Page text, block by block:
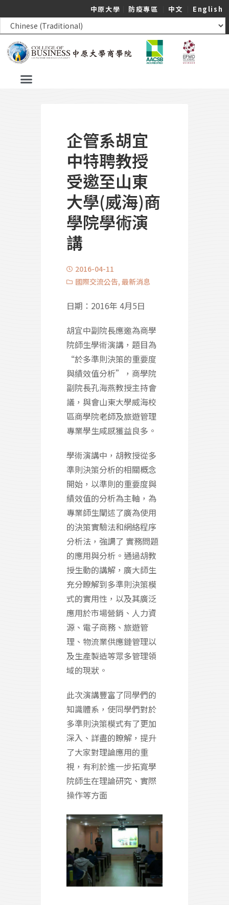
中原大學 防疫專區 中文 English
企管系胡宜
中特聘教授
受邀至山東
大學(威海)商
學院學術演
講
2016-04-11
國際交流公告, 最新消息
日期：2016年 4月5日
胡宜中副院長應邀為商學
院師生學術演講，題目為
“於多準則決策的重要度
與績效值分析”，商學院
副院長孔海燕教授主持會
議，與會山東大學威海校
區商學院老師及旅遊管理
專業學生咸感獲益良多。
學術演講中，胡教授從多
準則決策分析的相關概念
開始，以準則的重要度與
績效值的分析為主軸，為
專業師生闡述了廣為使用
的決策實驗法和網絡程序
分析法，強調了 實務問題
的應用與分析。通過胡教
授生動的講解，廣大師生
充分瞭解到多準則決策模
式的實用性，以及其廣泛
應用於市場營銷、人力資
源、電子商務、旅遊管
理、物流業供應鏈管理以
及生產製造等眾多管理領
域的現狀。
此次演講豐富了同學們的
知識體系，使同學們對於
多準則決策模式有了更加
深入、詳盡的瞭解，提升
了大家對理論應用的重
視，有利於進一步拓寬學
院師生在理論研究、實際
操作等方面